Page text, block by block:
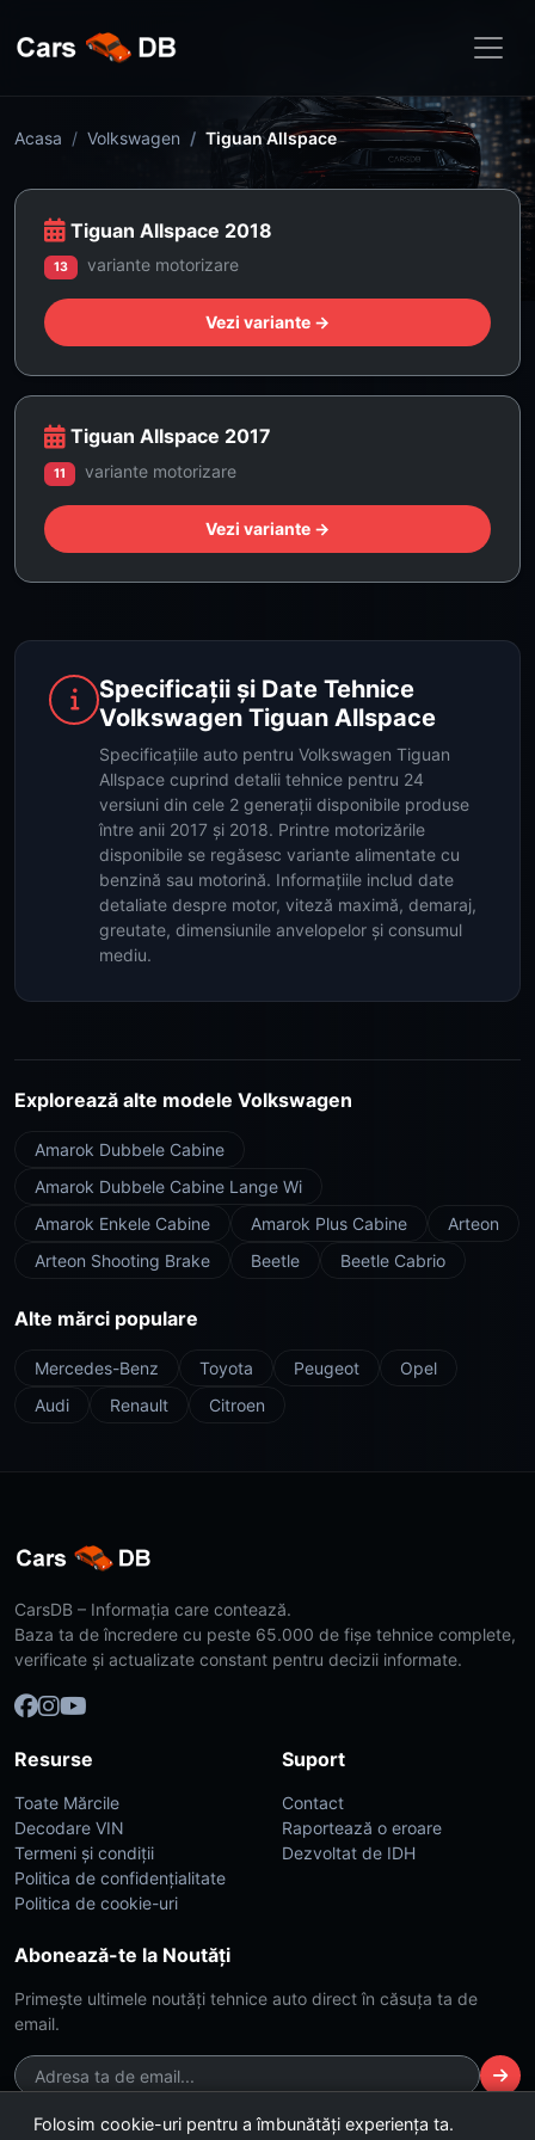
Acasa Volkswagen Tiguan Allspace
Tiguan Allspace 2018
13 variante motorizare
Vezi variante →
Tiguan Allspace 2017
11 variante motorizare
Vezi variante →
Specificații și Date Tehnice
Volkswagen Tiguan Allspace
Specificațiile auto pentru Volkswagen Tiguan
Allspace cuprind detalii tehnice pentru 24
versiuni din cele 2 generații disponibile produse
între anii 2017 și 2018. Printre motorizările
disponibile se regăsesc variante alimentate cu
benzină sau motorină. Informațiile includ date
detaliate despre motor, viteză maximă, demaraj,
greutate, dimensiunile anvelopelor și consumul
mediu.
Explorează alte modele Volkswagen
Amarok Dubbele Cabine
Amarok Dubbele Cabine Lange Wi
Amarok Enkele Cabine
Amarok Plus Cabine
Arteon
Arteon Shooting Brake
Beetle Beetle Cabrio
Alte mărci populare
Mercedes-Benz Toyota Peugeot
Opel
Audi
Renault Citroen
CarsDB – Informația care contează.
Baza ta de încredere cu peste 65.000 de fișe tehnice complete,
verificate și actualizate constant pentru decizii informate.
Resurse
Toate Mărcile
Decodare VIN
Termeni și condiții
Politica de confidențialitate
Politica de cookie-uri
Suport
Contact
Raportează o eroare
Dezvoltat de IDH
Abonează-te la Noutăți
Primește ultimele noutăți tehnice auto direct în căsuța ta de
email.
Folosim cookie-uri pentru a îmbunătăți experiența ta.